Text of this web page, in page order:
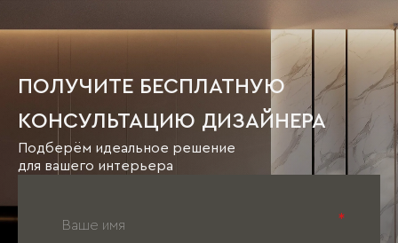
ПОЛУЧИТЕ БЕСПЛАТНУЮ
КОНСУЛЬТАЦИЮ ДИЗАЙНЕРА
Подберём идеальное решение
для вашего интерьера
*